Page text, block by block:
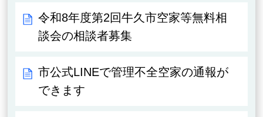
令和8年度第2回牛久市空家等無料相
談会の相談者募集
市公式LINEで管理不全空家の通報が
できます